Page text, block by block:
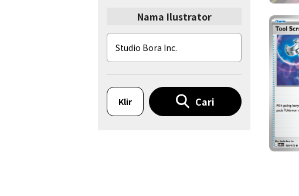
Nama Ilustrator
Klir Cari